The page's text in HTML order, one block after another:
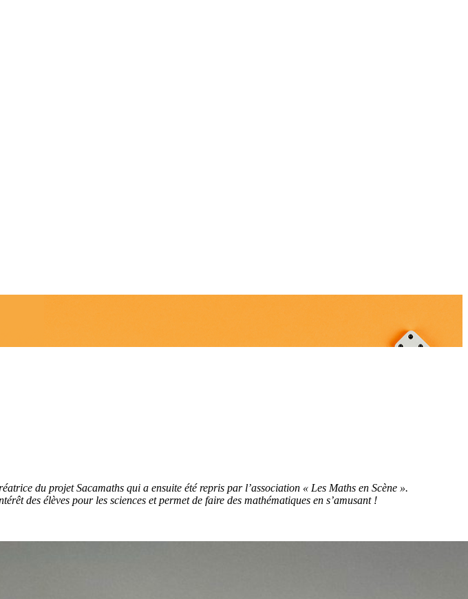
du projet Sacamaths qui a ensuite été repris par l’association « Les Maths en Scène ».
des élèves pour les sciences et permet de faire des mathématiques en s’amusant !